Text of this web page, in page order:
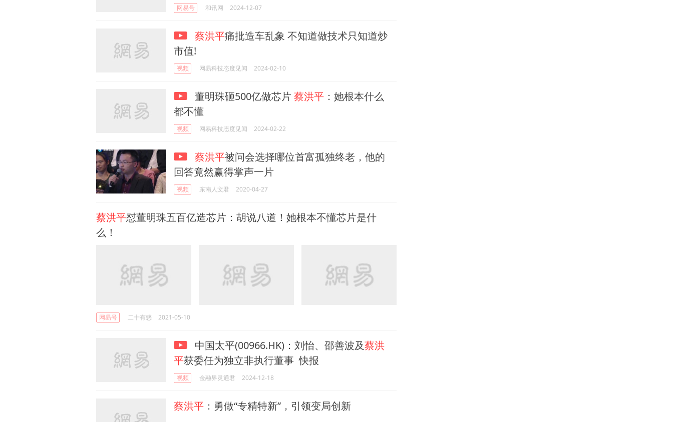
网易号 和讯网 2024-12-07
蔡洪平痛批造车乱象 不知道做技术只知道炒
市值!
视频 网易科技态度见闻 2024-02-10
董明珠砸500亿做芯片蔡洪平 ：她根本什么
都不懂
视频 网易科技态度见闻 2024-02-22
蔡洪平被问会选择哪位首富孤独终老，他的
回答竟然赢得掌声一片
视频 东南人文君 2020-04-27
蔡洪平怼董明珠五百亿造芯片：胡说八道！她根本不懂芯片是什
么！
网易号 二十有惑 2021-05-10
中国太平(00966.HK)：刘怡、邵善波及蔡洪
平获委任为独立非执行董事 快报
视频 金融界灵通君 2024-12-18
蔡洪平 ：勇做“专精特新”，引领变局创新